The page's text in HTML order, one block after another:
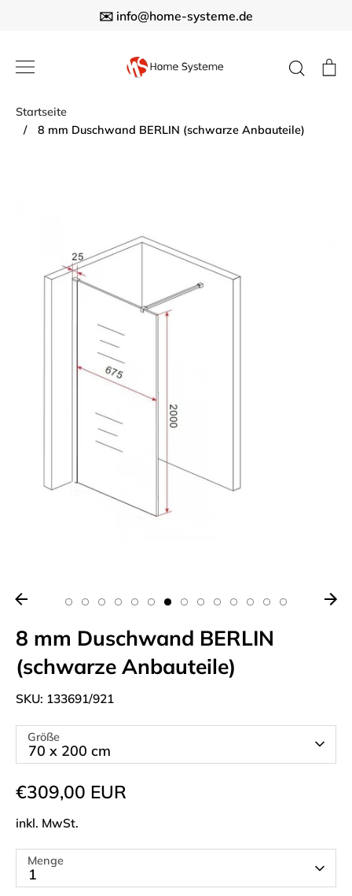
✉️ info@home-systeme.de
Startseite
/
8 mm Duschwand BERLIN (schwarze Anbauteile)
8 mm Duschwand BERLIN
(schwarze Anbauteile)
SKU: 133691/921
Größe
70 x 200 cm
€309,00 EUR
inkl. MwSt.
Menge
1